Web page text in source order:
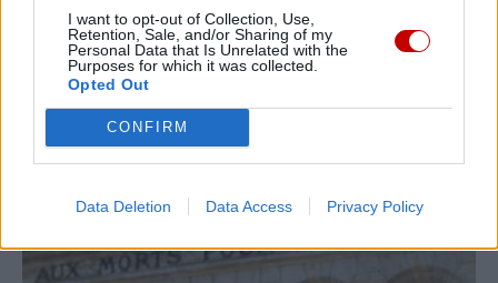
I want to opt-out of Collection, Use,
Retention, Sale, and/or Sharing of my
Personal Data that Is Unrelated with the
Purposes for which it was collected.
Opted Out
CONFIRM
Data Deletion Data Access Privacy Policy
25,00€
Ajouter au panier